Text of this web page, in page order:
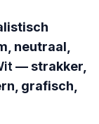
neutraal,
— strakker,
grafisch,